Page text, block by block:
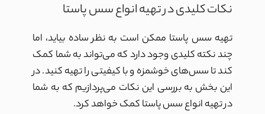
نکات کلیدی در تهیه انواع سس پاستا
تهیه سس پاستا ممکن است به نظر ساده بیاید، اما
چند نکته کلیدی وجود دارد که می‌تواند به شما کمک
کند تا سس‌های خوشمزه و با کیفیتی را تهیه کنید. در
این بخش به بررسی این نکات می‌پردازیم که به شما
در تهیه انواع سس پاستا کمک خواهد کرد.